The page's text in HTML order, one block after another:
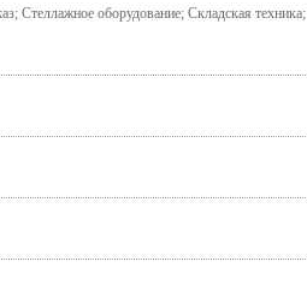
Стеллажное оборудование; Складская техника;